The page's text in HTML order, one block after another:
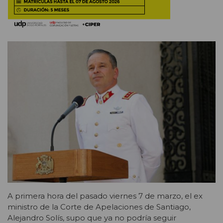
A primera hora del pasado viernes 7 de marzo, el ex
ministro de la Corte de Apelaciones de Santiago,
Alejandro Solís, supo que ya no podría seguir